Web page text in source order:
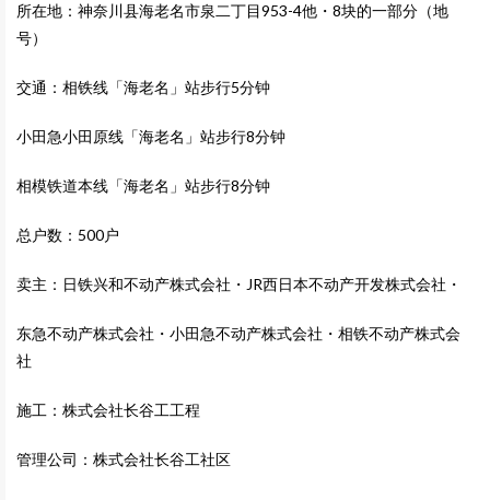
所在地：神奈川县海老名市泉二丁目953-4他・8块的一部分（地
号）
交通：相铁线「海老名」站步行5分钟
小田急小田原线「海老名」站步行8分钟
相模铁道本线「海老名」站步行8分钟
总户数：500户
卖主：日铁兴和不动产株式会社・JR西日本不动产开发株式会社・
东急不动产株式会社・小田急不动产株式会社・相铁不动产株式会
社
施工：株式会社长谷工工程
管理公司：株式会社长谷工社区